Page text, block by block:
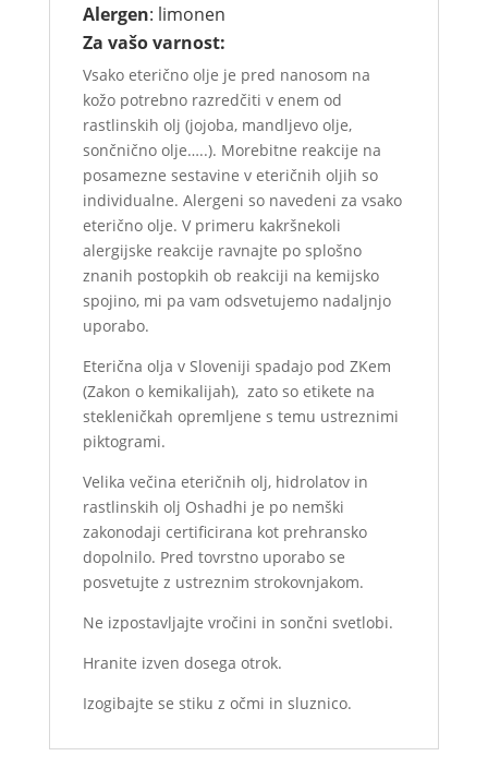
Alergen: limonen
Za vašo varnost:
Vsako eterično olje je pred nanosom na
kožo potrebno razredčiti v enem od
rastlinskih olj (jojoba, mandljevo olje,
sončnično olje…..). Morebitne reakcije na
posamezne sestavine v eteričnih oljih so
individualne. Alergeni so navedeni za vsako
eterično olje. V primeru kakršnekoli
alergijske reakcije ravnajte po splošno
znanih postopkih ob reakciji na kemijsko
spojino, mi pa vam odsvetujemo nadaljnjo
uporabo.
Eterična olja v Sloveniji spadajo pod ZKem
(Zakon o kemikalijah), zato so etikete na
stekleničkah opremljene s temu ustreznimi
piktogrami.
Velika večina eteričnih olj, hidrolatov in
rastlinskih olj Oshadhi je po nemški
zakonodaji certificirana kot prehransko
dopolnilo. Pred tovrstno uporabo se
posvetujte z ustreznim strokovnjakom.
Ne izpostavljajte vročini in sončni svetlobi.
Hranite izven dosega otrok.
Izogibajte se stiku z očmi in sluznico.